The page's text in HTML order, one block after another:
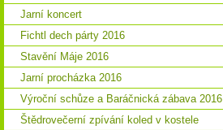
Jarní koncert
Fichtl dech párty 2016
Stavění Máje 2016
Jarní procházka 2016
Výroční schůze a Baráčnická zábava 2016
Štědrovečerní zpívání koled v kostele